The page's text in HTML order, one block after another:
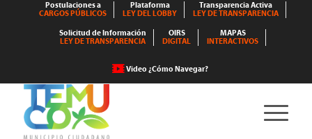
Postulaciones a
CARGOS PÚBLICOS
Plataforma
LEY DEL LOBBY
Transparencia Activa
LEY DE TRANSPARENCIA
Solicitud de Información
LEY DE TRANSPARENCIA
OIRS
DIGITAL
MAPAS
INTERACTIVOS
Video ¿Cómo Navegar?